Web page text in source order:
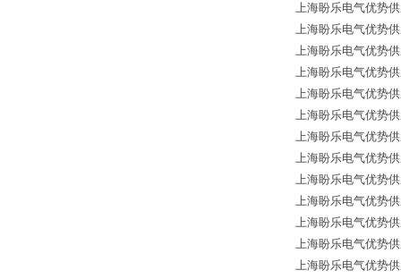
上海盼乐电气优势
上海盼乐电气优势
上海盼乐电气优势
上海盼乐电气优势
上海盼乐电气优势
上海盼乐电气优势
上海盼乐电气优势
上海盼乐电气优势
上海盼乐电气优势
上海盼乐电气优势
上海盼乐电气优势
上海盼乐电气优势
上海盼乐电气优势